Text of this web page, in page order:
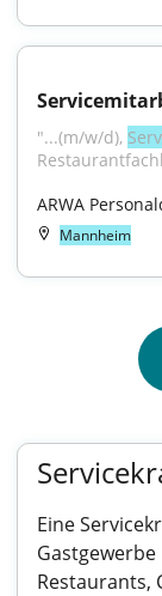
"...(m/w/d),
ARWA
Mannheim
Eine
Restaurants,